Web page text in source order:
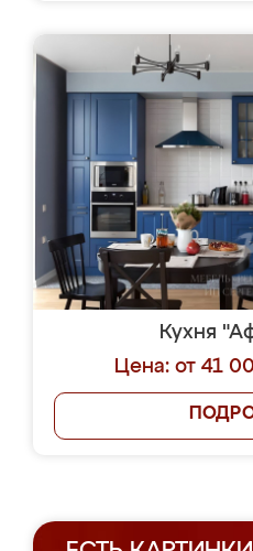
Кухня
Цена: от 41